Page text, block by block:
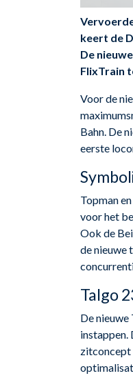
keert de
De
FlixTrain
Voor de
Bahn. De
eerste
Topman
voor het
Ook de
de nieuwe
Talgo
De
instappen.
zitconcept